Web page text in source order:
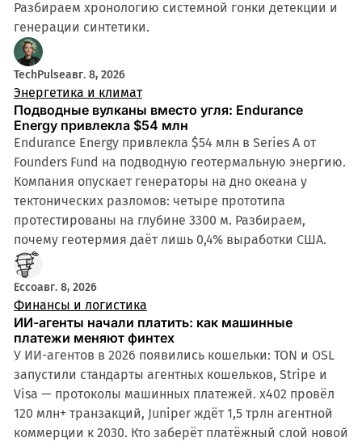
Разбираем хронологию системной гонки детекции и
генерации синтетики.
TechPulseавг. 8, 2026
Энергетика и климат
Подводные вулканы вместо угля: Endurance
Energy привлекла $54 млн
Endurance Energy привлекла $54 млн в Series A от
Founders Fund на подводную геотермальную энергию.
Компания опускает генераторы на дно океана у
тектонических разломов: четыре прототипа
протестированы на глубине 3300 м. Разбираем,
почему геотермия даёт лишь 0,4% выработки США.
Eccoавг. 8, 2026
Финансы и логистика
ИИ-агенты начали платить: как машинные
платежи меняют финтех
У ИИ-агентов в 2026 появились кошельки: TON и OSL
запустили стандарты агентных кошельков, Stripe и
Visa — протоколы машинных платежей. x402 провёл
120 млн+ транзакций, Juniper ждёт 1,5 трлн агентной
коммерции к 2030. Кто заберёт платёжный слой новой